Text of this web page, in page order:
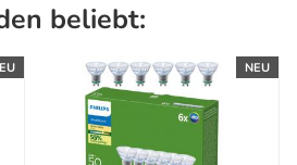
beliebt:
NEU